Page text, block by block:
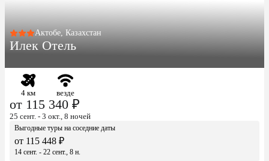
Актобе, Казахстан
Илек Отель
4 км везде
от 115 340 ₽
25 сент. - 3 окт., 8 ночей
Выгодные туры на соседние даты
от 115 448 ₽
14 сент. - 22 сент., 8 н.